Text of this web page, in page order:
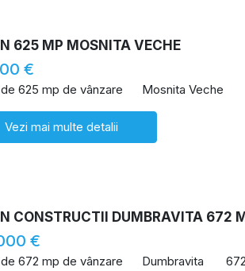
625 MP MOSNITA VECHE
€
625 mp de vânzare Mosnita Veche
Vezi mai multe detalii
CONSTRUCTII DUMBRAVITA 672
€
672 mp de vânzare Dumbravita